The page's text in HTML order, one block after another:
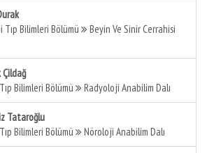
Tıp Bilimleri Bölümü
Beyin Ve Sinir Cerrahisi
Bilimleri Bölümü Radyoloji Anabilim Dalı
Tataroğlu
Bilimleri Bölümü Nöroloji Anabilim Dalı